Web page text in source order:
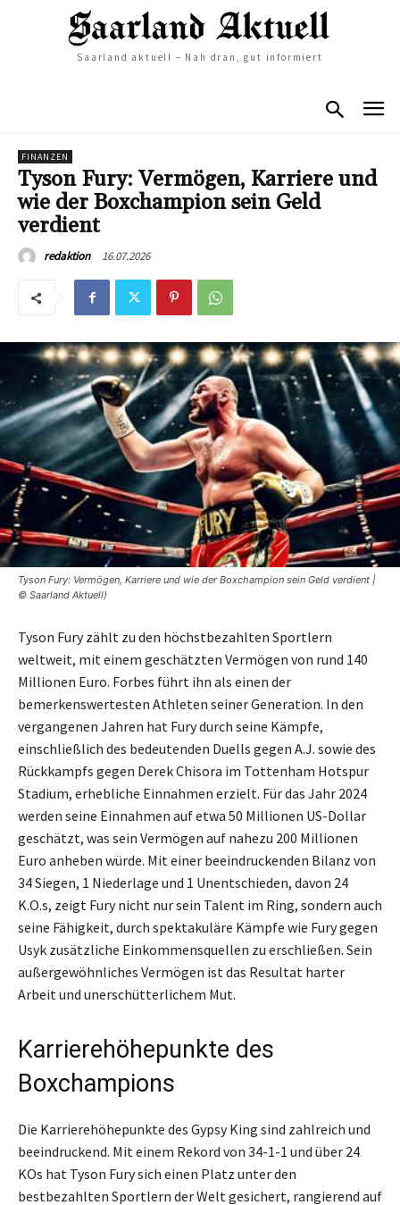
Saarland aktuell – Nah dran, gut informiert
FINANZEN
Tyson Fury: Vermögen, Karriere und
wie der Boxchampion sein Geld
verdient
redaktion 16.07.2026
Tyson Fury: Vermögen, Karriere und wie der Boxchampion sein Geld verdient |
© Saarland Aktuell)
Tyson Fury zählt zu den höchstbezahlten Sportlern
weltweit, mit einem geschätzten Vermögen von rund 140
Millionen Euro. Forbes führt ihn als einen der
bemerkenswertesten Athleten seiner Generation. In den
vergangenen Jahren hat Fury durch seine Kämpfe,
einschließlich des bedeutenden Duells gegen A.J. sowie des
Rückkampfs gegen Derek Chisora im Tottenham Hotspur
Stadium, erhebliche Einnahmen erzielt. Für das Jahr 2024
werden seine Einnahmen auf etwa 50 Millionen US-Dollar
geschätzt, was sein Vermögen auf nahezu 200 Millionen
Euro anheben würde. Mit einer beeindruckenden Bilanz von
34 Siegen, 1 Niederlage und 1 Unentschieden, davon 24
K.O.s, zeigt Fury nicht nur sein Talent im Ring, sondern auch
seine Fähigkeit, durch spektakuläre Kämpfe wie Fury gegen
Usyk zusätzliche Einkommensquellen zu erschließen. Sein
außergewöhnliches Vermögen ist das Resultat harter
Arbeit und unerschütterlichem Mut.
Karrierehöhepunkte des
Boxchampions
Die Karrierehöhepunkte des Gypsy King sind zahlreich und
beeindruckend. Mit einem Rekord von 34-1-1 und über 24
KOs hat Tyson Fury sich einen Platz unter den
bestbezahlten Sportlern der Welt gesichert, rangierend auf